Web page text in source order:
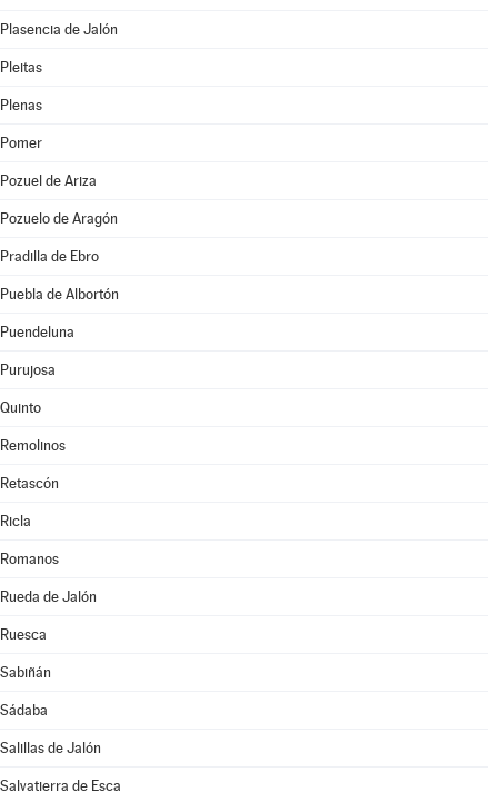
Plasencia de Jalón
Pleitas
Plenas
Pomer
Pozuel de Ariza
Pozuelo de Aragón
Pradilla de Ebro
Puebla de Albortón
Puendeluna
Purujosa
Quinto
Remolinos
Retascón
Ricla
Romanos
Rueda de Jalón
Ruesca
Sabiñán
Sádaba
Salillas de Jalón
Salvatierra de Esca